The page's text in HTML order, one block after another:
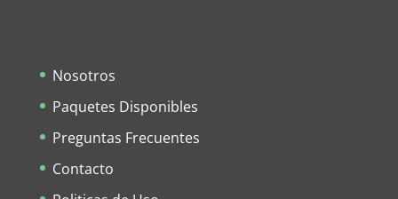
Nosotros
Paquetes Disponibles
Preguntas Frecuentes
Contacto